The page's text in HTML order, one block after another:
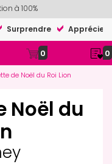
à 100%
Surprendre Apprécier
0 0
de Noël du Roi Lion
Noël du